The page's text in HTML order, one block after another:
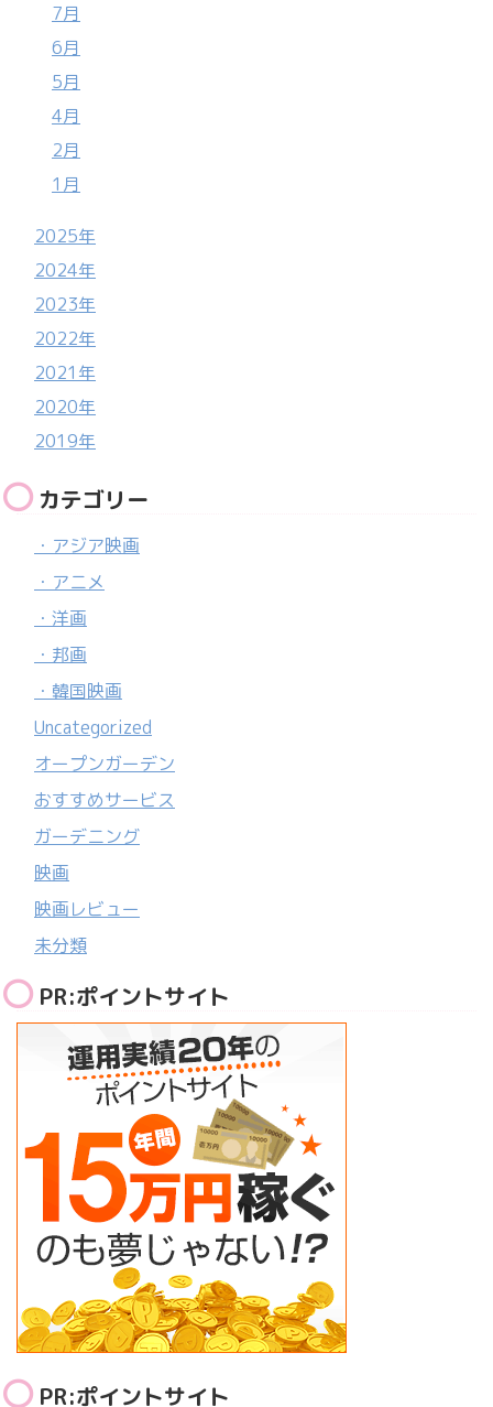
7月
6月
5月
4月
2月
1月
2025年
2024年
2023年
2022年
2021年
2020年
2019年
カテゴリー
・アジア映画
・アニメ
・洋画
・邦画
・韓国映画
Uncategorized
オープンガーデン
おすすめサービス
ガーデニング
映画
映画レビュー
未分類
PR:ポイントサイト
PR:ポイントサイト